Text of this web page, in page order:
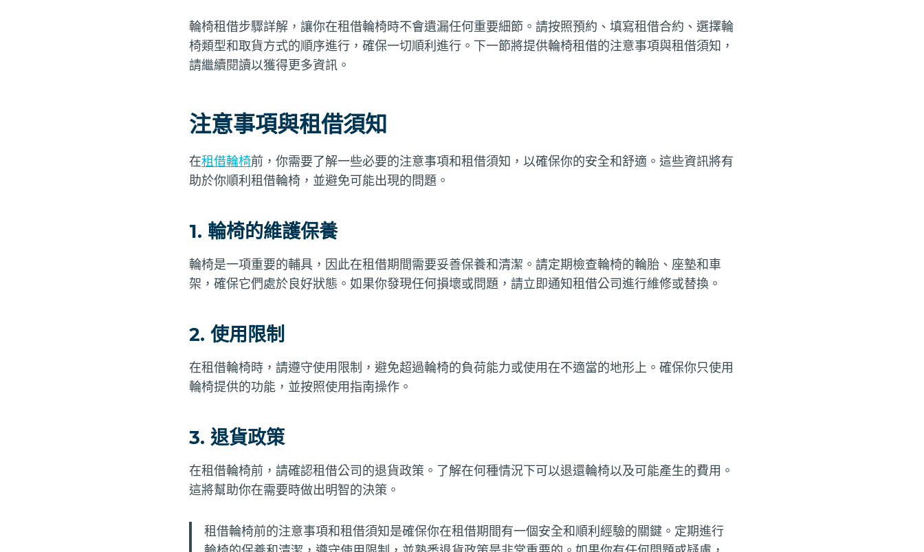
輪椅租借步驟詳解，讓你在租借輪椅時不會遺漏任何重要細節。請按照預約、填寫租借合約、選擇輪
椅類型和取貨方式的順序進行，確保一切順利進行。下一節將提供輪椅租借的注意事項與租借須知，
請繼續閱讀以獲得更多資訊。
注意事項與租借須知
在租借輪椅前，你需要了解一些必要的注意事項和租借須知，以確保你的安全和舒適。這些資訊將有
助於你順利租借輪椅，並避免可能出現的問題。
1. 輪椅的維護保養
輪椅是一項重要的輔具，因此在租借期間需要妥善保養和清潔。請定期檢查輪椅的輪胎、座墊和車
架，確保它們處於良好狀態。如果你發現任何損壞或問題，請立即通知租借公司進行維修或替換。
2. 使用限制
在租借輪椅時，請遵守使用限制，避免超過輪椅的負荷能力或使用在不適當的地形上。確保你只使用
輪椅提供的功能，並按照使用指南操作。
3. 退貨政策
在租借輪椅前，請確認租借公司的退貨政策。了解在何種情況下可以退還輪椅以及可能產生的費用。
這將幫助你在需要時做出明智的決策。
租借輪椅前的注意事項和租借須知是確保你在租借期間有一個安全和順利經驗的關鍵。定期進行